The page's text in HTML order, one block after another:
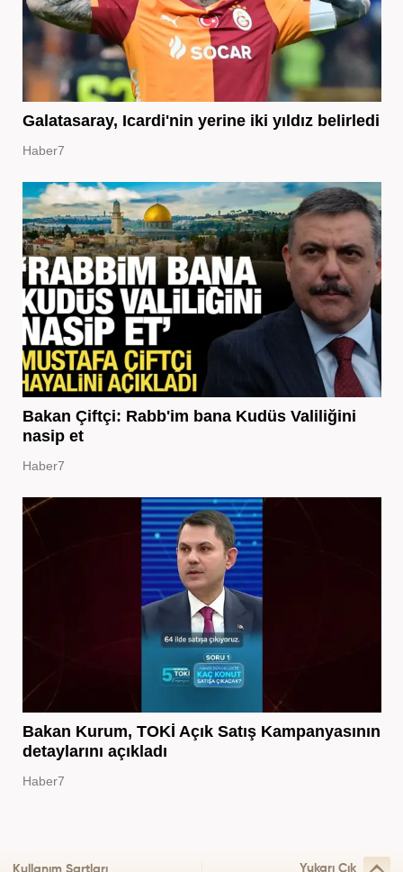
Galatasaray, Icardi'nin yerine iki yıldız belirledi
Haber7
Bakan Çiftçi: Rabb'im bana Kudüs Valiliğini
nasip et
Haber7
Bakan Kurum, TOKİ Açık Satış Kampanyasının
detaylarını açıkladı
Haber7
Kullanım Şartları Yukarı Çık